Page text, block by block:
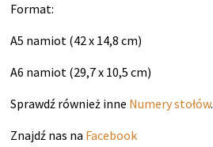
Format:
A5 namiot (42 x 14,8 cm)
A6 namiot (29,7 x 10,5 cm)
Sprawdź również inne Numery stołów.
Znajdź nas na Facebook